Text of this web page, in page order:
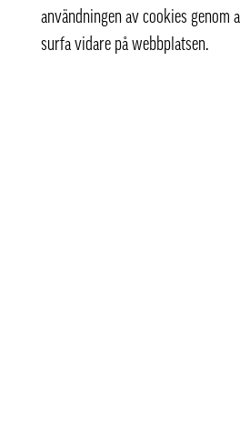
användningen av cookies genom
surfa vidare på webbplatsen.